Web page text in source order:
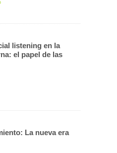
listening en la
el papel de las
La nueva era